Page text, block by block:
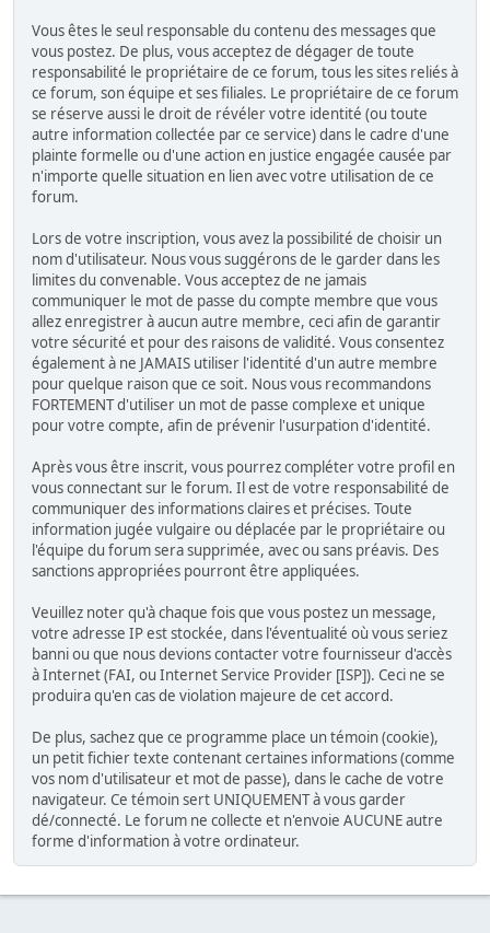
Vous êtes le seul responsable du contenu des messages que
vous postez. De plus, vous acceptez de dégager de toute
responsabilité le propriétaire de ce forum, tous les sites reliés à
ce forum, son équipe et ses filiales. Le propriétaire de ce forum
se réserve aussi le droit de révéler votre identité (ou toute
autre information collectée par ce service) dans le cadre d'une
plainte formelle ou d'une action en justice engagée causée par
n'importe quelle situation en lien avec votre utilisation de ce
forum.
Lors de votre inscription, vous avez la possibilité de choisir un
nom d'utilisateur. Nous vous suggérons de le garder dans les
limites du convenable. Vous acceptez de ne jamais
communiquer le mot de passe du compte membre que vous
allez enregistrer à aucun autre membre, ceci afin de garantir
votre sécurité et pour des raisons de validité. Vous consentez
également à ne JAMAIS utiliser l'identité d'un autre membre
pour quelque raison que ce soit. Nous vous recommandons
FORTEMENT d'utiliser un mot de passe complexe et unique
pour votre compte, afin de prévenir l'usurpation d'identité.
Après vous être inscrit, vous pourrez compléter votre profil en
vous connectant sur le forum. Il est de votre responsabilité de
communiquer des informations claires et précises. Toute
information jugée vulgaire ou déplacée par le propriétaire ou
l'équipe du forum sera supprimée, avec ou sans préavis. Des
sanctions appropriées pourront être appliquées.
Veuillez noter qu'à chaque fois que vous postez un message,
votre adresse IP est stockée, dans l'éventualité où vous seriez
banni ou que nous devions contacter votre fournisseur d'accès
à Internet (FAI, ou Internet Service Provider [ISP]). Ceci ne se
produira qu'en cas de violation majeure de cet accord.
De plus, sachez que ce programme place un témoin (cookie),
un petit fichier texte contenant certaines informations (comme
vos nom d'utilisateur et mot de passe), dans le cache de votre
navigateur. Ce témoin sert UNIQUEMENT à vous garder
dé/connecté. Le forum ne collecte et n'envoie AUCUNE autre
forme d'information à votre ordinateur.